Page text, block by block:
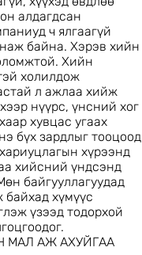
алдагдсан
ч ялгаагүй
байна. Хэрэв хийн
Хийн
холилдож
л ажлаа хийж
нүүрс, үнсний хог
хувцас угаах
бүх зардлыг тооцоод
хүрээнд
хийсний үндсэнд
байгууллагуудад
байхад хүмүүс
үзээд тодорхой
МАЛ АЖ АХУЙГАА